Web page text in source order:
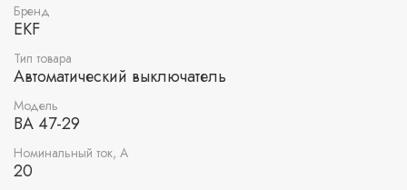
Бренд
EKF
Тип товара
Автоматический выключатель
Модель
ВА 47-29
Номинальный ток, А
20